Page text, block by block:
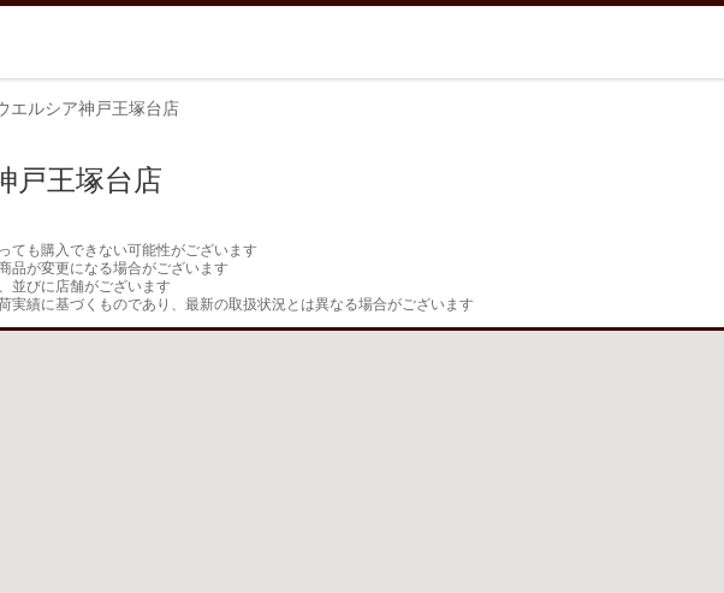
エルシア神戸王塚台店
戸王塚台店
ても購入できない可能性がございます
品が変更になる場合がございます
並びに店舗がございます
実績に基づくものであり、最新の取扱状況とは異なる場合がございます